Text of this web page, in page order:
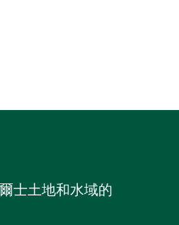
士土地和水域的